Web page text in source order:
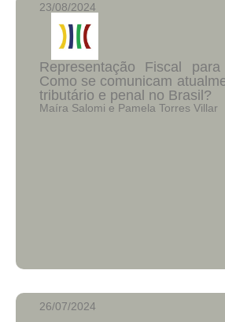
23/08/2024
Representação Fiscal
Como se comunicam
tributário e penal no Brasil?
Maíra Salomi e Pamela Torres Villar
26/07/2024